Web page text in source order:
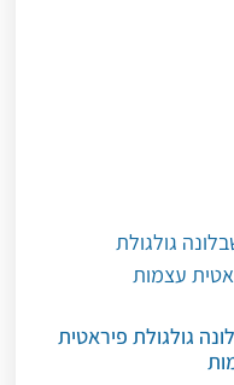
גולגולת פיראטית